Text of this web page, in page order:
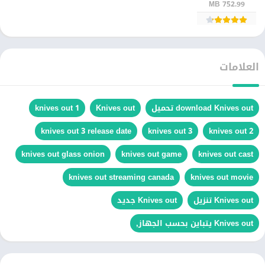
752.99 MB
العلامات
download Knives out تحميل Knives out
knives out 1
knives out 2
knives out 3
knives out 3 release date
knives out cast
knives out game
knives out glass onion
knives out movie
knives out streaming canada
Knives out تنزيل
Knives out جديد
Knives out يتباين بحسب الجهاز,